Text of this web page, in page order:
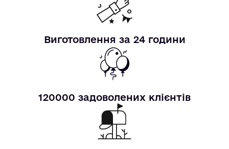
Виготовлення за 24 години
120000 задоволених клієнтів